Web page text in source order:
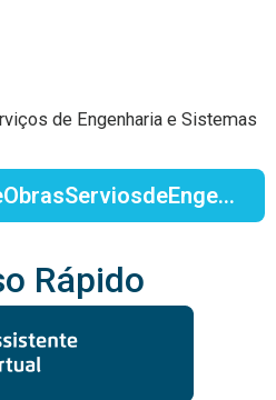
de Engenharia e Sistemas
RecebimentodeObrasServiosdeEngenhariaeSistemasdeSaneamento2.pdf
Rápido